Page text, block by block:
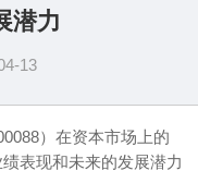
潜力
13
）在资本市场上的
表现和未来的发展潜力